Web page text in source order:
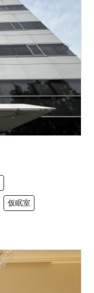
仮眠室